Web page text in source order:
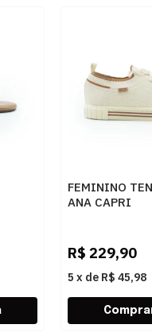
FEMININO
ANA CAPRI
R$ 229,90
5 x de R$ 45,98